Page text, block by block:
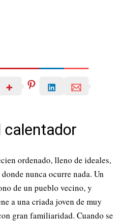
calentador
ordenado, lleno de ideales,
nunca ocurre nada. Un
de un pueblo vecino, y
a una criada joven de muy
gran familiaridad. Cuando se